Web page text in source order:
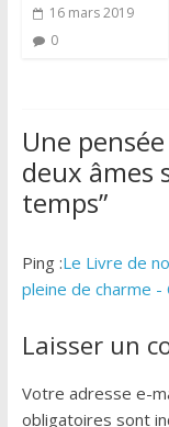
16 mars 2019
0
Une
deux âmes
temps”
Ping :Le Livre de
pleine de charme -
Laisser un
Votre adresse e-
obligatoires sont